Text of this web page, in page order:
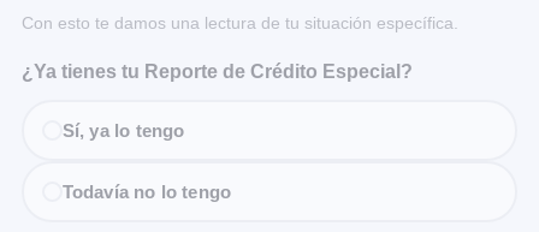
Con esto te damos una lectura de tu situación específica.
¿Ya tienes tu Reporte de Crédito Especial?
Sí, ya lo tengo
Todavía no lo tengo